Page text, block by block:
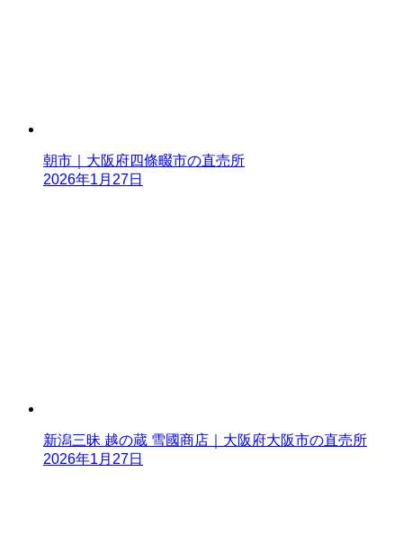
朝市｜大阪府四條畷市の直売所
2026年1月27日
新潟三昧 越の蔵 雪國商店｜大阪府大阪市の直売所
2026年1月27日